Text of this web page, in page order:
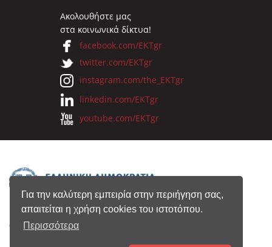
Για την καλύτερη εμπειρία στην περιήγηση σας,
απαιτείται η χρήση cookies του ιστοτόπου.
Περισσότερα
Ακολουθήστε μας
στα κοινωνικά δίκτυα!
facebook.com/EKTgr
twitter.com/EKTgr
instagram.com/the_EKTgr
linkedin.com/EKTgr
youtube.com/EKTgr
© 2026 Eθνικό Κέντρο Τεκμηρίωσης